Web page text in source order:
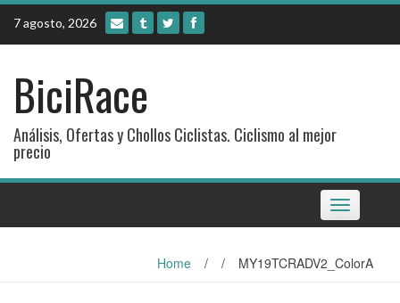
Skip
content
7 agosto, 2026
BiciRace
Análisis, Ofertas y Chollos Ciclistas. Ciclismo al mejor
precio
Toggle
navigation
Home / / MY19TCRADV2_ColorA